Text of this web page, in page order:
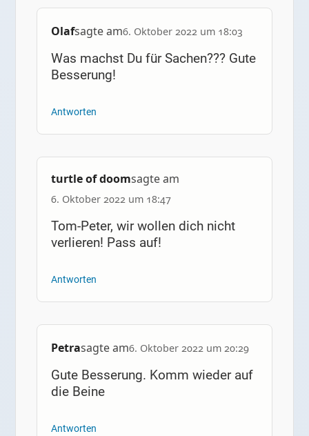
Olafsagte am6. Oktober 2022 um 18:03
Was machst Du für Sachen??? Gute
Besserung!
Antworten
turtle of doomsagte am
6. Oktober 2022 um 18:47
Tom-Peter, wir wollen dich nicht
verlieren! Pass auf!
Antworten
Petrasagte am6. Oktober 2022 um 20:29
Gute Besserung. Komm wieder auf
die Beine
Antworten